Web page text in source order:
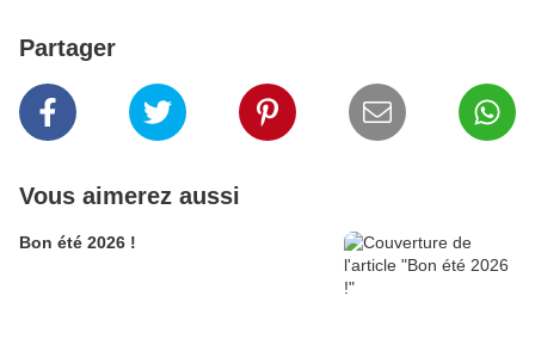
Partager
Vous aimerez aussi
Bon été 2026 !